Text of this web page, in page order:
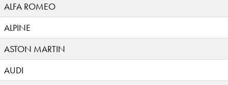
ALFA ROMEO
ALPINE
ASTON MARTIN
AUDI